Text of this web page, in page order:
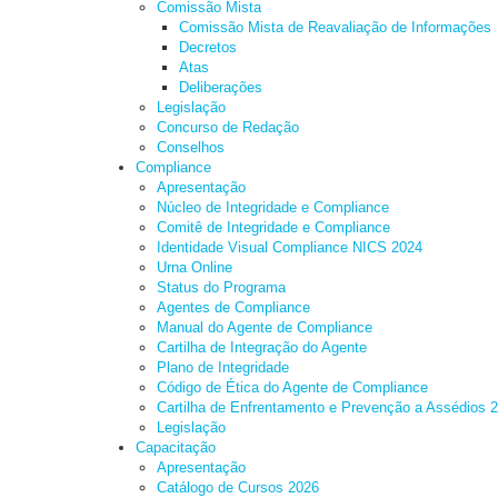
Comissão Mista
Comissão Mista de Reavaliação de Informações
Decretos
Atas
Deliberações
Legislação
Concurso de Redação
Conselhos
Compliance
Apresentação
Núcleo de Integridade e Compliance
Comitê de Integridade e Compliance
Identidade Visual Compliance NICS 2024
Urna Online
Status do Programa
Agentes de Compliance
Manual do Agente de Compliance
Cartilha de Integração do Agente
Plano de Integridade
Código de Ética do Agente de Compliance
Cartilha de Enfrentamento e Prevenção a Assédios
Legislação
Capacitação
Apresentação
Catálogo de Cursos 2026